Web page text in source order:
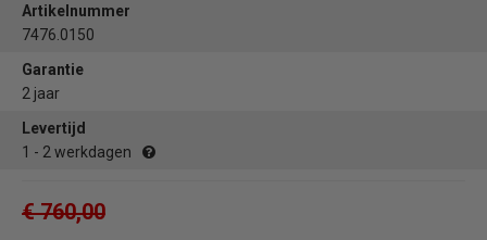
Artikelnummer
7476.0150
Garantie
2 jaar
Levertijd
1 - 2 werkdagen
€ 760,00